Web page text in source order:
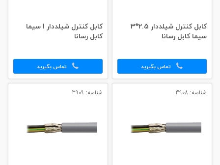
کابل کنترل شیلددار 2.5*3
سیما کابل رسانا
تماس بگیرید
کابل کنترل شیلددار 1 سیما
کابل رسانا
تماس بگیرید
شناسه: 3908 شناسه: 3909